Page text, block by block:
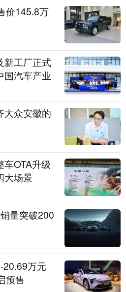
价145.8万
新工厂正式
国汽车产业
大众安徽的
车OTA升级
大场景
量突破200
20.69万元
预售